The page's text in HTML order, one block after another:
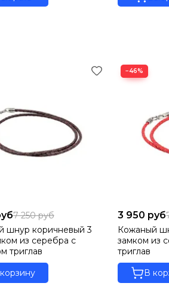
7 250 руб
шнур коричневый 3
из серебра с
триглав
−46%
3 950 руб
Кожаный
замком из
триглав
В